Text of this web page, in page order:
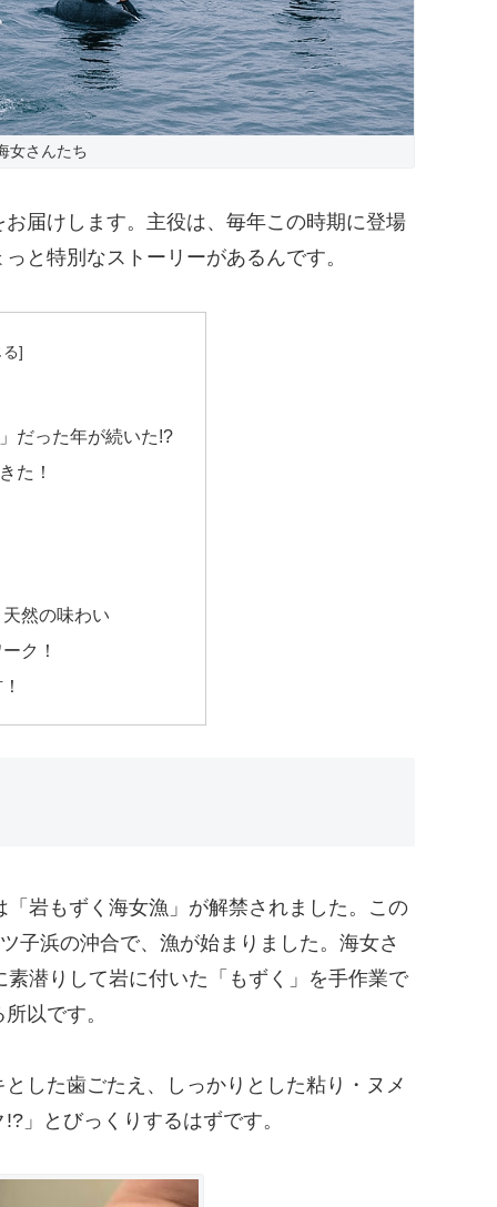
女さんたち
届けします。主役は、毎年この時期に登場
と特別なストーリーがあるんです。
だった年が続いた!?
た！
然の味わい
ク！
岩もずく海女漁」が解禁されました。この
子浜の沖合で、漁が始まりました。海女さ
潜りして岩に付いた「もずく」を手作業で
以です。
した歯ごたえ、しっかりとした粘り・ヌメ
」とびっくりするはずです。